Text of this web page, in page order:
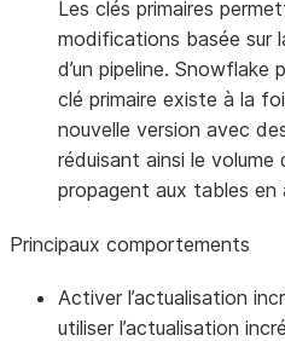
Les clés primaires
modifications basée sur
d’un pipeline. Snowflake
clé primaire existe à la
nouvelle version avec
réduisant ainsi le
propagent aux tables en
Principaux comportements
Activer l’actualisation
utiliser l’actualisation